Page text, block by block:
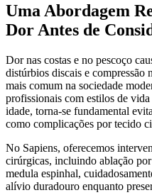
Uma Abordagem
Dor Antes de
Dor nas costas e no pescoço
distúrbios discais e compressão
mais comum na sociedade
profissionais com estilos de
idade, torna-se fundamental
como complicações por tecido
No Sapiens, oferecemos
cirúrgicas, incluindo ablação
medula espinhal,
alívio duradouro enquanto